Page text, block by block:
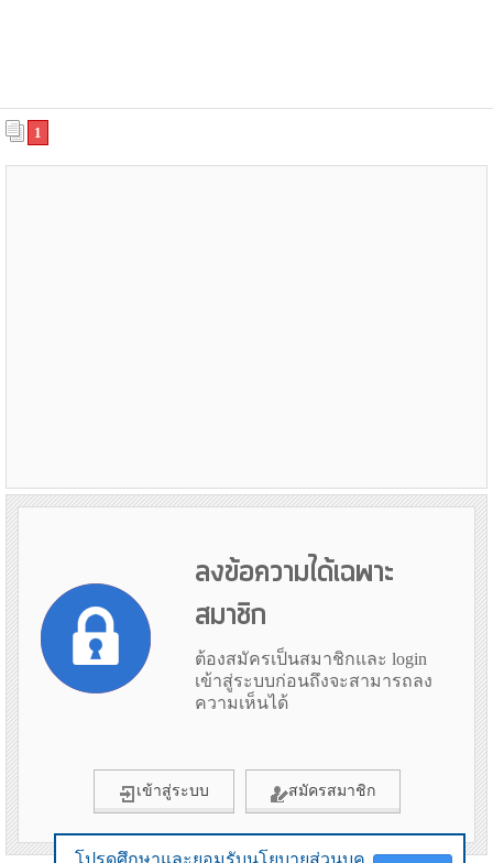
โปรดศึกษาและยอมรับนโยบายส่วนบุค
1
ลงข้อความได้เฉพาะ
สมาชิก
ต้องสมัครเป็นสมาชิกและ login
เข้าสู่ระบบก่อนถึงจะสามารถลง
ความเห็นได้
เข้าสู่ระบบ สมัครสมาชิก
โปรดศึกษาและยอมรับนโยบายส่วนบุค